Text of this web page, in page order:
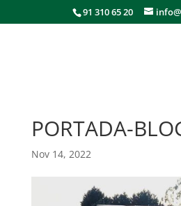
91 310 65 20
PORTADA-
Nov 14, 2022